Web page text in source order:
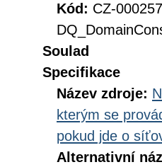
Kód: CZ-
Soulad
Specifikace
Název zdroje:
kterým se
pokud jde o
Alternativní